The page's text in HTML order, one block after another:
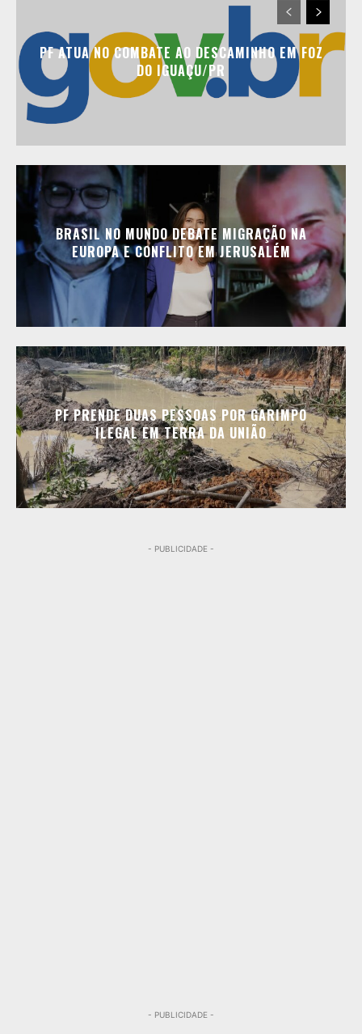
PF ATUA NO COMBATE AO DESCAMINHO EM FOZ
DO IGUAÇU/PR
BRASIL NO MUNDO DEBATE MIGRAÇÃO NA
EUROPA E CONFLITO EM JERUSALÉM
PF PRENDE DUAS PESSOAS POR GARIMPO
ILEGAL EM TERRA DA UNIÃO
- PUBLICIDADE -
- PUBLICIDADE -